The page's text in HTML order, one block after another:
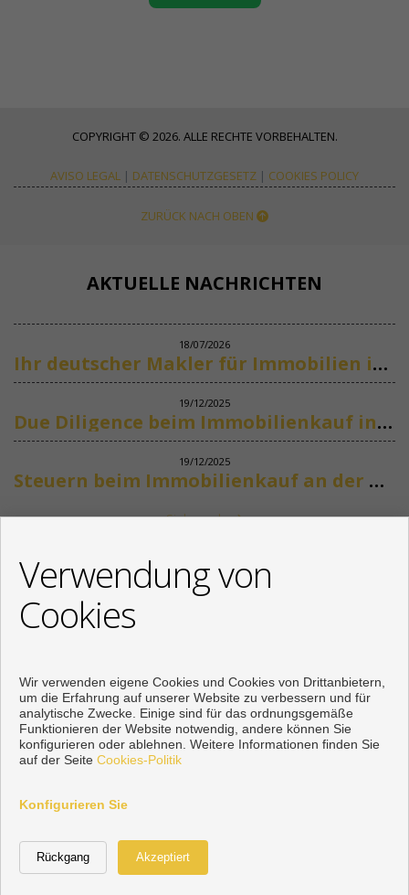
COPYRIGHT © 2026. ALLE RECHTE VORBEHALTEN.
AVISO LEGAL | DATENSCHUTZGESETZ | COOKIES POLICY
ZURÜCK NACH OBEN
AKTUELLE NACHRICHTEN
18/07/2026
Ihr deutscher Makler für Immobilien in Marbella
19/12/2025
Due Diligence beim Immobilienkauf in Spanien
19/12/2025
Steuern beim Immobilienkauf an der Costa del Sol
Siehe mehr
+34 622318266
info@mikenaumannimmobilien.com
Von Montag bis Freitag : 10:00 - 18:00
Vorbei sich entwickelt
Verwendung von
Cookies
Wir verwenden eigene Cookies und Cookies von Drittanbietern,
um die Erfahrung auf unserer Website zu verbessern und für
analytische Zwecke. Einige sind für das ordnungsgemäße
Funktionieren der Website notwendig, andere können Sie
konfigurieren oder ablehnen. Weitere Informationen finden Sie
auf der Seite Cookies-Politik
Konfigurieren Sie